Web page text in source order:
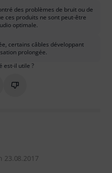
des problèmes de bruit ou de
ces produits ne sont peut-être
optimale.
certains câbles développant
prolongée.
est-il utile ?
ce résumé comme utile
Marquer ce résumé comme
23.08.2017